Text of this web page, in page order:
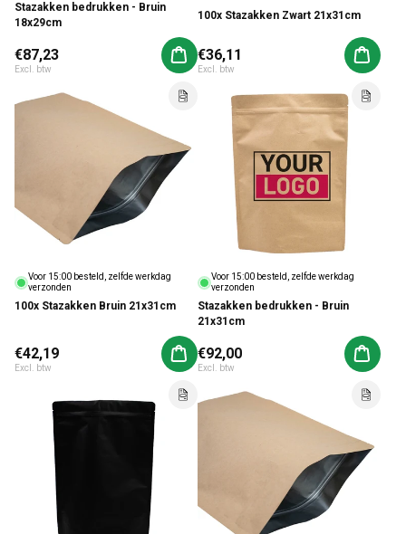
Stazakken bedrukken - Bruin
18x29cm
Normale prijs
€87,23
Excl. btw
Aan winkelwagen toevoegen
100x Stazakken Zwart 21x31cm
Normale prijs
€36,11
Excl. btw
Aan
Voor 15:00 besteld, zelfde werkdag
verzonden
100x Stazakken Bruin 21x31cm
Normale prijs
€42,19
Excl. btw
Aan winkelwagen toevoegen
Voor 15:00 besteld, zelfde werkdag
verzonden
Stazakken bedrukken - Bruin
21x31cm
Normale prijs
€92,00
Excl. btw
Aan